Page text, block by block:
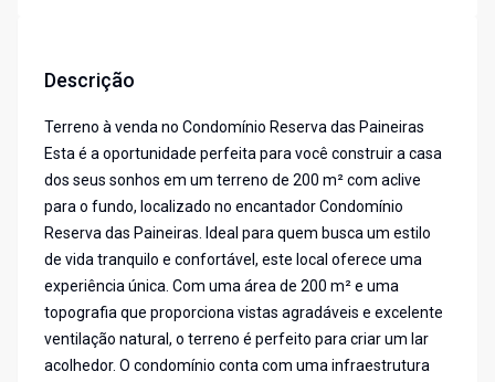
Descrição
Terreno à venda no Condomínio Reserva das Paineiras
Esta é a oportunidade perfeita para você construir a casa
dos seus sonhos em um terreno de 200 m² com aclive
para o fundo, localizado no encantador Condomínio
Reserva das Paineiras. Ideal para quem busca um estilo
de vida tranquilo e confortável, este local oferece uma
experiência única. Com uma área de 200 m² e uma
topografia que proporciona vistas agradáveis e excelente
ventilação natural, o terreno é perfeito para criar um lar
acolhedor. O condomínio conta com uma infraestrutura